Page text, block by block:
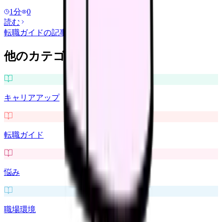
1分
0
読む
転職ガイドの記事をもっと見る
他のカテゴリを探す
キャリアアップ
転職ガイド
悩み
職場環境